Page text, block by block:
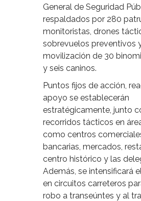
General de Seguridad
respaldados por 280
monitoristas, drones
sobrevuelos preventivos
movilización de 30
y seis caninos.
Puntos fijos de acción,
apoyo se establecerán
estratégicamente, junto
recorridos tácticos en
como centros
bancarias, mercados,
centro histórico y las
Además, se intensificará
en circuitos carreteros
robo a transeúntes y al